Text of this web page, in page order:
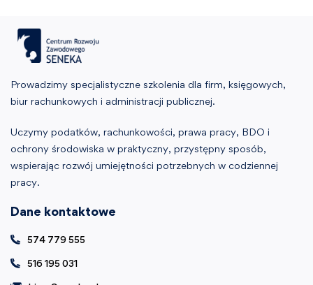
Prowadzimy specjalistyczne szkolenia dla firm, księgowych,
biur rachunkowych i administracji publicznej.
Uczymy podatków, rachunkowości, prawa pracy, BDO i
ochrony środowiska w praktyczny, przystępny sposób,
wspierając rozwój umiejętności potrzebnych w codziennej
pracy.
Dane kontaktowe
574 779 555
516 195 031